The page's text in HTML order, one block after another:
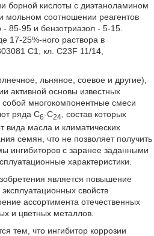
борной кислоты с диэтаноламином
мольном соотношении реагентов
85-95 и бензотриазол - 5-15.
17-25%-ного раствора в
C1, кл. С23F 11/14,
льняное, соевое и другие),
активной основы известных
собой многокомпонентные смеси
ряда С6-С24
, состав которых
вида масла и климатических
семян, что не позволяет получить
ингибиторов с заранее заданными
характеристики.
является повышение
свойств
ассортимента отечественных
и цветных металлов.
тем, что ингибитор коррозии